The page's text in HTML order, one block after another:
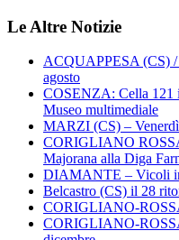
Le Altre Notizie
ACQUAPPESA (CS) /
agosto
COSENZA: Cella 121
Museo multimediale
MARZI (CS) –
CORIGLIANO
Majorana alla Diga
DIAMANTE – Vicoli
Belcastro (CS) il 28
CORIGLIANO-
CORIGLIANO-